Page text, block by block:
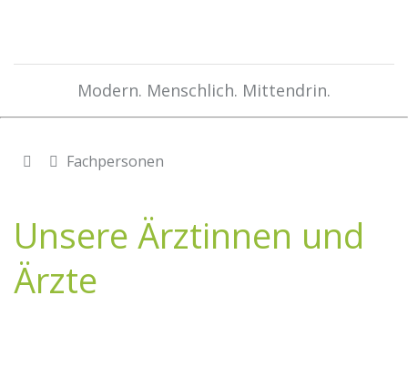
Modern. Menschlich. Mittendrin.
Fachpersonen
Unsere Ärztinnen und
Ärzte